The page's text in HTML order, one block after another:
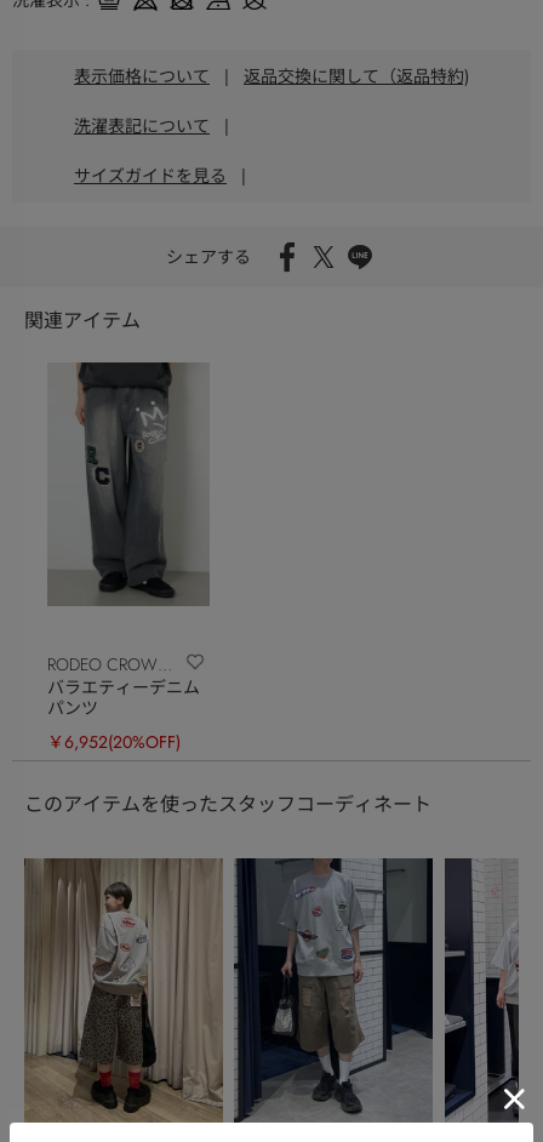
表示価格について | 返品交換に関して（返品特約)
洗濯表記について |
サイズガイドを見る |
シェアする
関連アイテム
RODEO CROWNS
WIDE BOWL
バラエティーデニム
パンツ
￥6,952(20%OFF)
このアイテムを使ったスタッフコーディネート